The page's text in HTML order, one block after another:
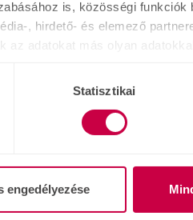
is, közösségi funkciók
, hirdető- és elemező
az adatokat más olyan
Statisztikai
engedélyezése
is bent lehet a
gyulladás, fertőzés
mert azáltal nem ürül
gyulladást okozhat. A
orvosa